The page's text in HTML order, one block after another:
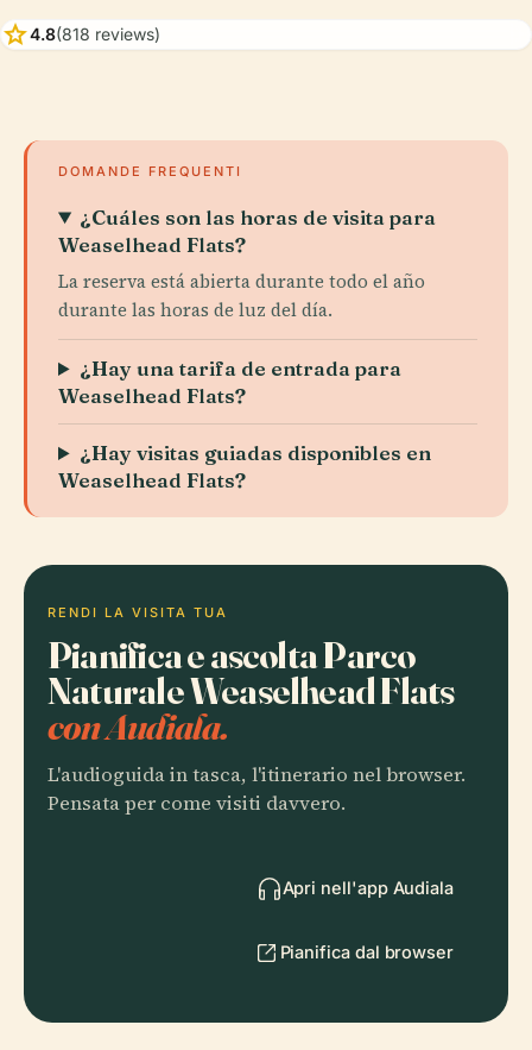
star4.8(818 reviews)
DOMANDE FREQUENTI
¿Cuáles son las horas de visita para
Weaselhead Flats?
La reserva está abierta durante todo el año
durante las horas de luz del día.
¿Hay una tarifa de entrada para
Weaselhead Flats?
¿Hay visitas guiadas disponibles en
Weaselhead Flats?
RENDI LA VISITA TUA
Pianifica e ascolta Parco
Naturale Weaselhead Flats
con Audiala.
L'audioguida in tasca, l'itinerario nel browser.
Pensata per come visiti davvero.
Apri nell'app Audiala
Pianifica dal browser